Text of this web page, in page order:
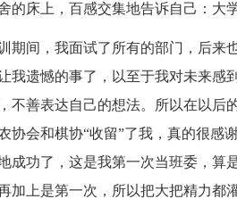
的床上，百感交集地告诉自己：大
间，我面试了所有的部门，后来也
我遗憾的事了，以至于我对未来感
不善表达自己的想法。所以在以后
协会和棋协“收留”了我，真的很感
成功了，这是我第一次当班委，算
加上是第一次，所以把大把精力都